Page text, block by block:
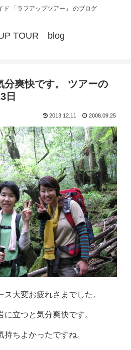
ド 「ラフアップツアー」 のブログ
TOUR blog
分爽快です。 ツアーの
日
2013.12.11 2008.09.25
大変お疲れさまでした。
立つと気分爽快です。
ちよかったですね。